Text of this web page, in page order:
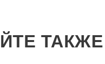
ТАКЖЕ